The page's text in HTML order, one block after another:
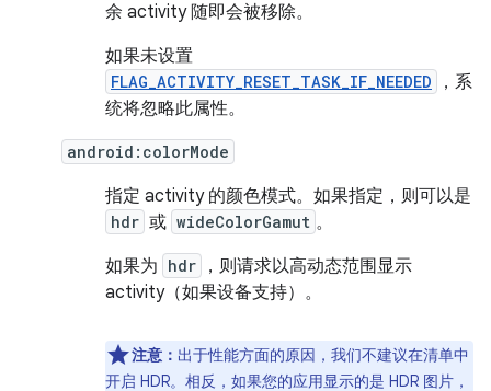
余 activity 随即会被移除。
如果未设置
FLAG_ACTIVITY_RESET_TASK_IF_NEEDED
，系
统将忽略此属性。
android:colorMode
指定 activity 的颜色模式。如果指定，则可以是
hdr 或 wideColorGamut 。
如果为 hdr
，则请求以高动态范围显示
activity（如果设备支持）。
注意： 出于性能方面的原因，我们不建议在清单中
开启 HDR。相反，如果您的应用显示的是 HDR 图片，